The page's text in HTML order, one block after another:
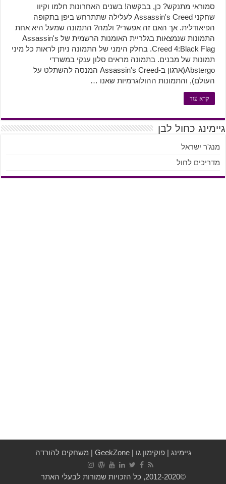
סמוראי מתנקש? כן, בבקשה! בשנים האחרונות חלמו וקיוו
שחקני Assassin's Creed לעלילה שתתרחש ביפן בתקופה
הפיאודלית. אך האם זה אפשרי? ולמה? התמונה שמעל היא אחת
התמונות שנמצאות בגלריית האומנות הרשמית של Assassin's
Creed 4:Black Flag. בחלק הימני של התמונה ניתן לראות כל מיני
תמונות של מבנים. בתמונה מראים סלון ענקי במשרדי
Abstergo(ארגון ב-Assassin's Creed המנסה להשתלט על
העולם), והתמונות ההולוגרמיות שאנו …
קרא עוד
גיימינג כחול לבן
מנג'ר ישראל
מדריכים לחול
גיימינג |פוקימון גו |
GeekZone
| משחקים להורדה
©2012-2020, כל הזכויות שמורות לבעלי האתר